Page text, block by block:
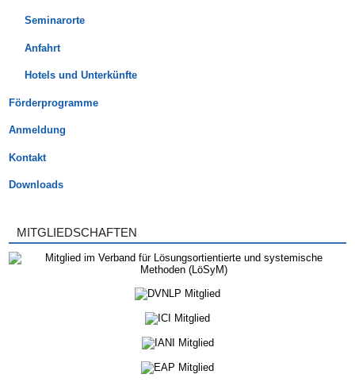
Seminarorte
Anfahrt
Hotels und Unterkünfte
Förderprogramme
Anmeldung
Kontakt
Downloads
MITGLIEDSCHAFTEN